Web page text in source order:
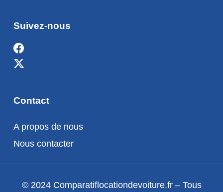
Suivez-nous
Contact
A propos de nous
Nous contacter
© 2024 Comparatiflocationdevoiture.fr – Tous